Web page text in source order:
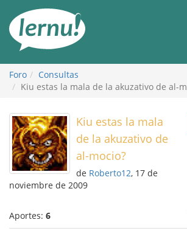
Foro
Consultas
Kiu estas la mala de la akuzativo de al-
Kiu estas la mala
de la akuzativo de
al-mocio?
de Roberto12, 17 de
noviembre de 2009
Aportes: 6